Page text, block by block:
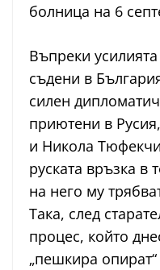
болница на 6
Въпреки
съдени в
силен
приютени в
и Никола
руската връзка в
на него му
Така, след
процес, който
„пешкира